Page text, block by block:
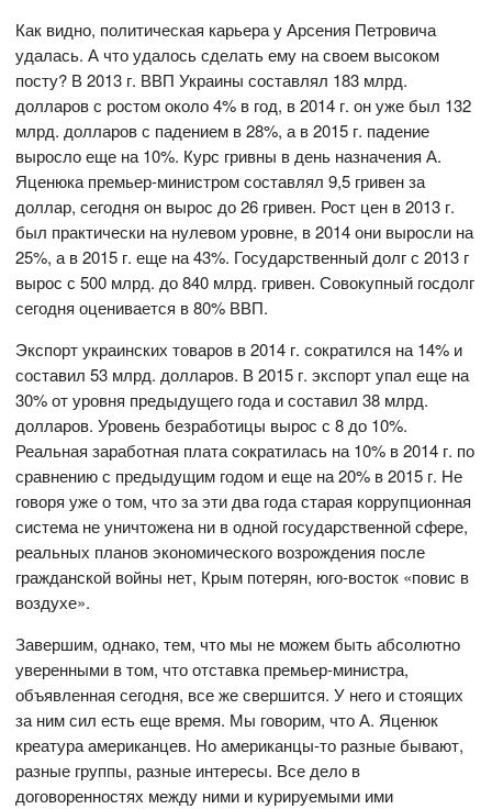
Как видно, политическая карьера у Арсения Петровича
удалась. А что удалось сделать ему на своем высоком
посту? В 2013 г. ВВП Украины составлял 183 млрд.
долларов с ростом около 4% в год, в 2014 г. он уже был 132
млрд. долларов с падением в 28%, а в 2015 г. падение
выросло еще на 10%. Курс гривны в день назначения А.
Яценюка премьер-министром составлял 9,5 гривен за
доллар, сегодня он вырос до 26 гривен. Рост цен в 2013 г.
был практически на нулевом уровне, в 2014 они выросли на
25%, а в 2015 г. еще на 43%. Государственный долг с 2013 г
вырос с 500 млрд. до 840 млрд. гривен. Совокупный госдолг
сегодня оценивается в 80% ВВП.
Экспорт украинских товаров в 2014 г. сократился на 14% и
составил 53 млрд. долларов. В 2015 г. экспорт упал еще на
30% от уровня предыдущего года и составил 38 млрд.
долларов. Уровень безработицы вырос с 8 до 10%.
Реальная заработная плата сократилась на 10% в 2014 г. по
сравнению с предыдущим годом и еще на 20% в 2015 г. Не
говоря уже о том, что за эти два года старая коррупционная
система не уничтожена ни в одной государственной сфере,
реальных планов экономического возрождения после
гражданской войны нет, Крым потерян, юго-восток «повис в
воздухе».
Завершим, однако, тем, что мы не можем быть абсолютно
уверенными в том, что отставка премьер-министра,
объявленная сегодня, все же свершится. У него и стоящих
за ним сил есть еще время. Мы говорим, что А. Яценюк
креатура американцев. Но американцы-то разные бывают,
разные группы, разные интересы. Все дело в
договоренностях между ними и курируемыми ими